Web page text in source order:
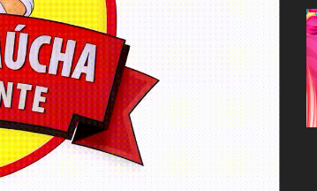
Emprego,
Empreendedorismo,
Negócios,
Oportunidades,